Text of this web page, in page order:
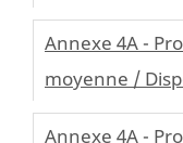
Annexe 4A -
moyenne /
Annexe 4A -